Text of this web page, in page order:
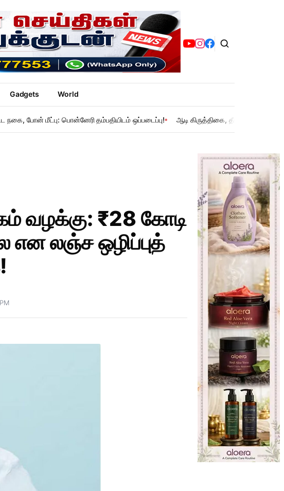
Gadgets World
நகை, போன் மீட்பு: பொன்னேரி தம்பதியிடம் ஒப்படைப்பு! ஆடி கிருத்திகை, தீமிதி விழா:
வழக்கு: ₹28 கோடி
லஞ்ச ஒழிப்புத்